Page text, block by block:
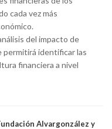
cada vez más
del impacto de
permitirá identificar las
financiera a nivel
Alvargonzález y